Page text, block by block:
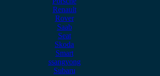
Renault
Rover
Saab
Seat
Skoda
Smart
ssangyong
Subaru